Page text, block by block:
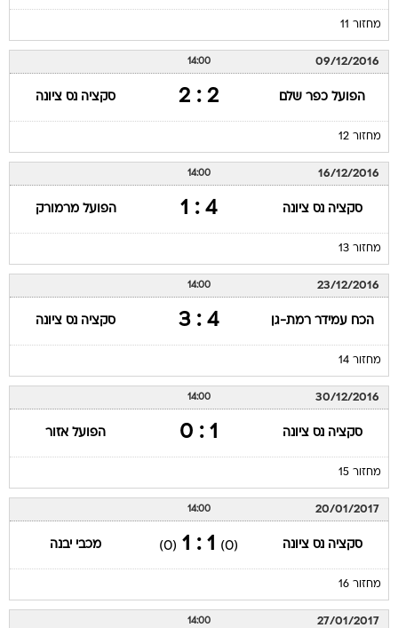
מחזור 11
09/12/2016
14:00
הפועל כפר שלם 2 : 2 סקציה נס ציונה
מחזור 12
16/12/2016
14:00
סקציה נס ציונה 4 : 1 הפועל מרמורק
מחזור 13
23/12/2016
14:00
הכח עמידר רמת-גן 4 : 3 סקציה נס ציונה
מחזור 14
30/12/2016
14:00
סקציה נס ציונה 1 : 0 הפועל אזור
מחזור 15
20/01/2017
14:00
סקציה נס ציונה (0)
1 : 1
(0) מכבי יבנה
מחזור 16
27/01/2017
14:00